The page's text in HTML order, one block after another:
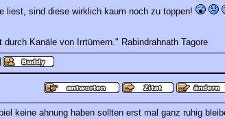
liest, sind diese wirklich kaum noch zu toppen!
Kanäle von Irrtümern." Rabindrahnath Tagore
keine ahnung haben sollten erst mal ganz ruhig